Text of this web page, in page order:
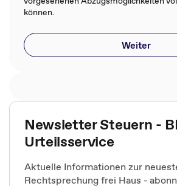
können.
Weiter
Newsletter Steuern -
Urteilsservice
Aktuelle Informationen zur
Rechtsprechung frei Haus -